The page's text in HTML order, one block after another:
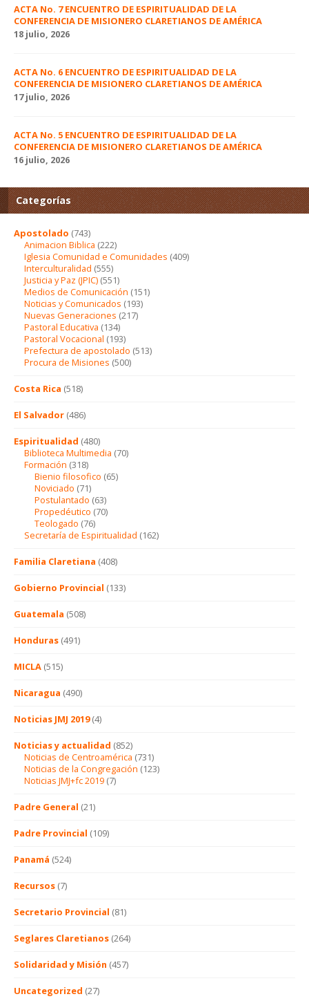
ACTA No. 7 ENCUENTRO DE ESPIRITUALIDAD DE LA
CONFERENCIA DE MISIONERO CLARETIANOS DE AMÉRICA
18 julio, 2026
ACTA No. 6 ENCUENTRO DE ESPIRITUALIDAD DE LA
CONFERENCIA DE MISIONERO CLARETIANOS DE AMÉRICA
17 julio, 2026
ACTA No. 5 ENCUENTRO DE ESPIRITUALIDAD DE LA
CONFERENCIA DE MISIONERO CLARETIANOS DE AMÉRICA
16 julio, 2026
Categorías
Apostolado (743)
Animacion Biblica (222)
Iglesia Comunidad e Comunidades (409)
Interculturalidad (555)
Justicia y Paz (JPIC) (551)
Medios de Comunicación (151)
Noticias y Comunicados (193)
Nuevas Generaciones (217)
Pastoral Educativa (134)
Pastoral Vocacional (193)
Prefectura de apostolado (513)
Procura de Misiones (500)
Costa Rica (518)
El Salvador (486)
Espiritualidad (480)
Biblioteca Multimedia (70)
Formación (318)
Bienio filosofico (65)
Noviciado (71)
Postulantado (63)
Propedéutico (70)
Teologado (76)
Secretaría de Espiritualidad (162)
Familia Claretiana (408)
Gobierno Provincial (133)
Guatemala (508)
Honduras (491)
MICLA (515)
Nicaragua (490)
Noticias JMJ 2019(4)
Noticias y actualidad (852)
Noticias de Centroamérica (731)
Noticias de la Congregación (123)
Noticias JMJ+fc 2019 (7)
Padre General (21)
Padre Provincial (109)
Panamá (524)
Recursos (7)
Secretario Provincial (81)
Seglares Claretianos (264)
Solidaridad y Misión (457)
Uncategorized (27)